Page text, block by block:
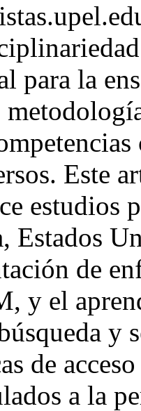
para la
Este
estudios
Estados
de
y el
y
de
a la